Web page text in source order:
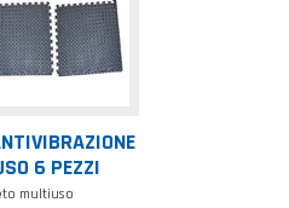
6 PEZZI
multiuso